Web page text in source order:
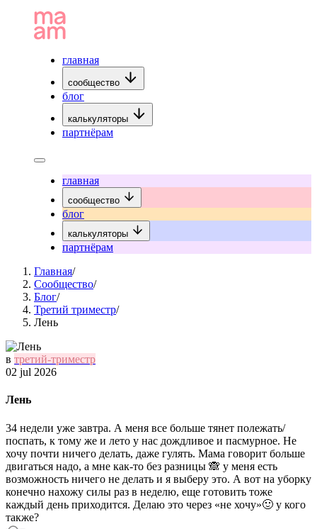
главная
сообщество
блог
калькуляторы
партнёрам
главная
сообщество
блог
калькуляторы
партнёрам
Главная/
Сообщество/
Блог/
Третий триместр/
Лень
в третий-триместр
02 jul 2026
Лень
34 недели уже завтра. А меня все больше тянет полежать/
поспать, к тому же и лето у нас дождливое и пасмурное. Не
хочу почти ничего делать, даже гулять. Мама говорит больше
двигаться надо, а мне как-то без разницы 🙈 у меня есть
возможность ничего не делать и я выберу это. А вот на уборку
конечно нахожу силы раз в неделю, еще готовить тоже
каждый день приходится. Делаю это через «не хочу»🙂 у кого
также?